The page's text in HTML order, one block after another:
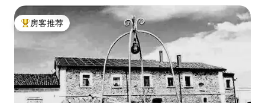
热门「房客推荐」
房客推荐